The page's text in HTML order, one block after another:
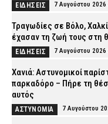
ΕΙΔΗΣΕΙΣ 7 Αυγούστου 2026
Τραγωδίες σε Βόλο,
έχασαν τη ζωή τους στη
ΕΙΔΗΣΕΙΣ 7 Αυγούστου 2026
Χανιά: Αστυνομικοί
παρκαδόρο – Πήρε τη
αυτός
ΑΣΤΥΝΟΜΙΑ 7 Αυγούστου